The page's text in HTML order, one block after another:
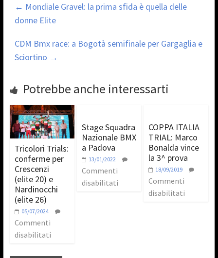
← Mondiale Gravel: la prima sfida è quella delle
donne Elite
CDM Bmx race: a Bogotà semifinale per Gargaglia e
Sciortino →
Potrebbe anche interessarti
Tricolori Trials:
conferme per
Crescenzi
(elite 20) e
Nardinocchi
(elite 26)
05/07/2024
Commenti
disabilitati
Stage Squadra
Nazionale BMX
a Padova
13/01/2022
Commenti
disabilitati
COPPA ITALIA
TRIAL: Marco
Bonalda vince
la 3^ prova
18/09/2019
Commenti
disabilitati